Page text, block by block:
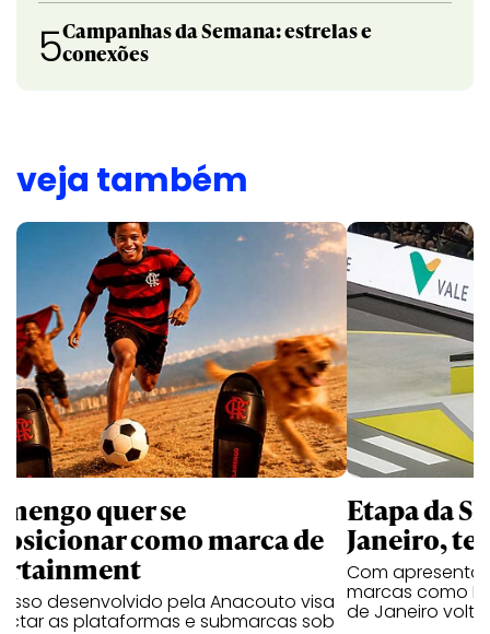
5Campanhas da Semana: estrelas e
conexões
veja também
quer se
como marca de
desenvolvido pela Anacouto visa
as plataformas e submarcas sob
Etapa da
Janeiro,
Com
marcas como
de Janeiro